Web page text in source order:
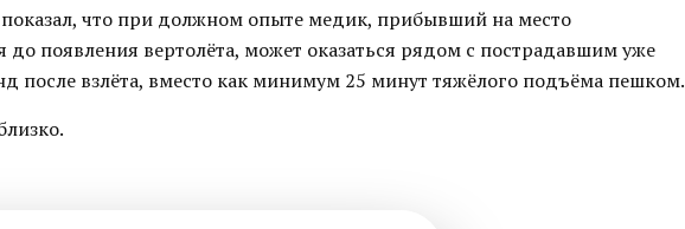
что при должном опыте медик, прибывший на место
до появления вертолёта, может оказаться рядом с пострадавшим уже
после взлёта, вместо как минимум 25 минут тяжёлого подъёма пешком.